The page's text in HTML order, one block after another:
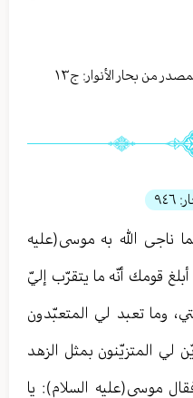
من بحار الأنوار: ج١٣
٩٤٦
ناجى الله به موسى(عليه
قومك أنّه ما يتقرّب إليّ
وما تعبد لي المتعبّدون
لي المتزيّنون بمثل الزهد
موسى(عليه السلام): يا